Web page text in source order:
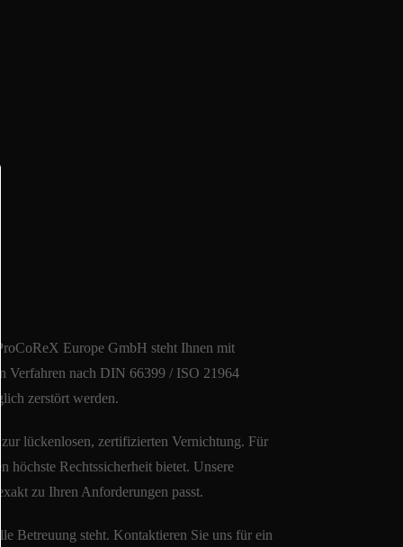
Europe GmbH steht Ihnen mit
Verfahren nach DIN 66399 / ISO 21964
zerstört werden.
lückenlosen, zertifizierten Vernichtung. Für
Rechtssicherheit bietet. Unsere
zu Ihren Anforderungen passt.
Betreuung steht. Kontaktieren Sie uns für ein